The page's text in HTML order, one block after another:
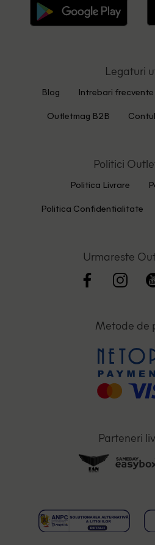
Legaturi
Blog Intrebari frecvente
Outletmag B2B
Politici
Politica Livrare
Politica Confidentialitate
Urmareste
Metode de
Parteneri